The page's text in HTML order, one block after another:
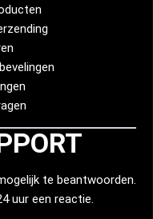
te beantwoorden.
uur een reactie.